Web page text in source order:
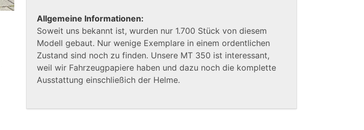
Allgemeine Informationen:
Soweit uns bekannt ist, wurden nur 1.700 Stück von diesem
Modell gebaut. Nur wenige Exemplare in einem ordentlichen
Zustand sind noch zu finden. Unsere MT 350 ist interessant,
weil wir Fahrzeugpapiere haben und dazu noch die komplette
Ausstattung einschließich der Helme.